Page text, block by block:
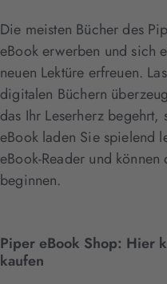
Die meisten Bücher des
eBook erwerben und sich
neuen Lektüre erfreuen.
digitalen Büchern
das Ihr Leserherz
eBook laden Sie spielend
eBook-Reader und
beginnen.
Piper eBook Shop: Hier
kaufen